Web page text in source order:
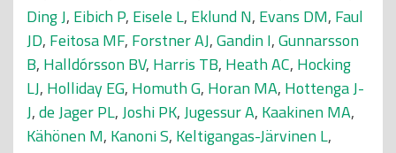
Ding J, Eibich P, Eisele L, Eklund N, Evans DM, Faul
JD, Feitosa MF, Forstner AJ,Gandin I,Gunnarsson
B, Halldórsson BV, Harris TB, Heath AC, Hocking
LJ, Holliday EG, Homuth G, Horan MA, Hottenga J-
J,de Jager PL,Joshi PK,Jugessur A, Kaakinen MA,
Kähönen M, Kanoni S, Keltigangas-Järvinen L,